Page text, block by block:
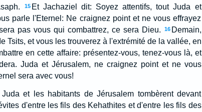
15 Et Jachaziel dit: Soyez attentifs, tout Juda et
parle l'Eternel: Ne craignez point et ne vous effrayez
pas vous qui combattrez, ce sera Dieu.
16 Demain,
Tsits, et vous les trouverez à l'extrémité de la vallée, en
en cette affaire: présentez-vous, tenez-vous là, et
Juda et Jérusalem, ne craignez point et ne vous
sera avec vous!
et les habitants de Jérusalem tombèrent devant
d'entre les fils des Kehathites et d'entre les fils des